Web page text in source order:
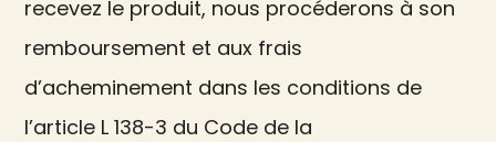
recevez le produit, nous procéderons à son
remboursement et aux frais
d’acheminement dans les conditions de
l’article L 138-3 du Code de la